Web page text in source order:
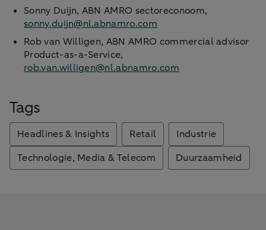
Sonny Duijn, ABN AMRO sectoreconoom,
sonny.duijn@nl.abnamro.com
Rob van Willigen, ABN AMRO commercial advisor
Product-as-a-Service,
rob.van.willigen@nl.abnamro.com
Tags
Headlines & Insights Retail
Industrie
Technologie, Media & Telecom
Duurzaamheid